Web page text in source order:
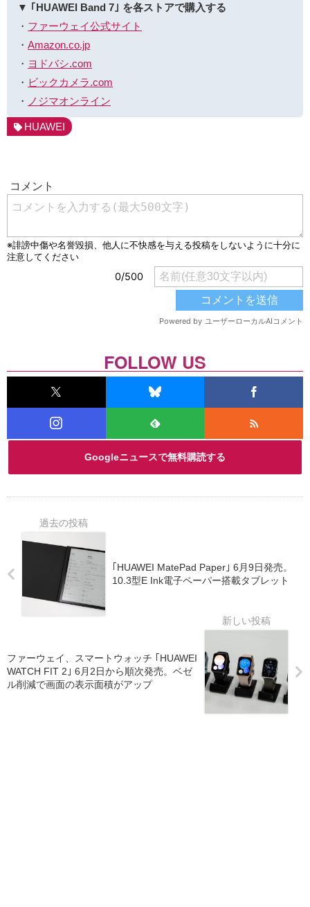
▼ ｢HUAWEI Band 7｣ を各ストアで購入する
・ ファーウェイ公式サイト
・ Amazon.co.jp
・ ヨドバシ.com
・ ビックカメラ.com
・ ノジマオンライン
HUAWEI
Googleニュースで無料購読する
FOLLOW US
｢HUAWEI MatePad Paper｣ 6月9日発売。
10.3型E Ink電子ペーパー搭載タブレット
ファーウェイ、スマートウォッチ ｢HUAWEI
WATCH FIT 2｣ 6月2日から順次発売。ベゼ
ル削減で画面の表示面積がアップ